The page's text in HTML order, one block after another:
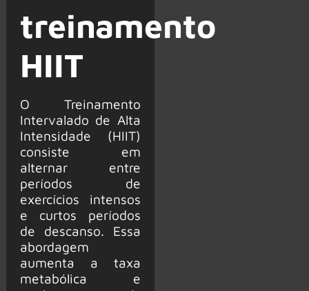
treinamento
HIIT
O Treinamento
Intervalado de Alta
Intensidade (HIIT)
consiste em
alternar entre
períodos de
exercícios intensos
e curtos períodos
de descanso. Essa
abordagem
aumenta a taxa
metabólica e